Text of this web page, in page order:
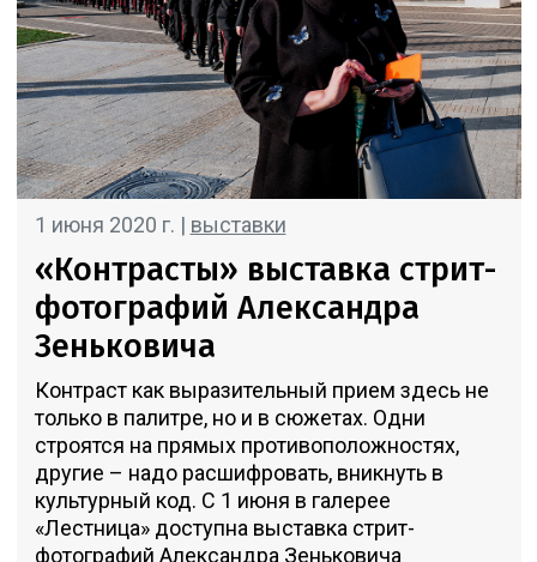
1 июня 2020 г. | выставки
«Контрасты» выставка стрит-
фотографий Александра
Зеньковича
Контраст как выразительный прием здесь не
только в палитре, но и в сюжетах. Одни
строятся на прямых противоположностях,
другие – надо расшифровать, вникнуть в
культурный код. С 1 июня в галерее
«Лестница» доступна выставка стрит-
фотографий Александра Зеньковича